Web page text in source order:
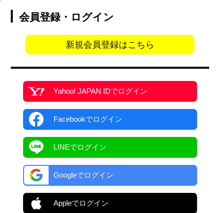
会員登録・ログイン
新規会員登録はこちら
Yahoo! JAPAN IDでログイン
Facebookでログイン
LINEでログイン
Googleでログイン
Appleでログイン